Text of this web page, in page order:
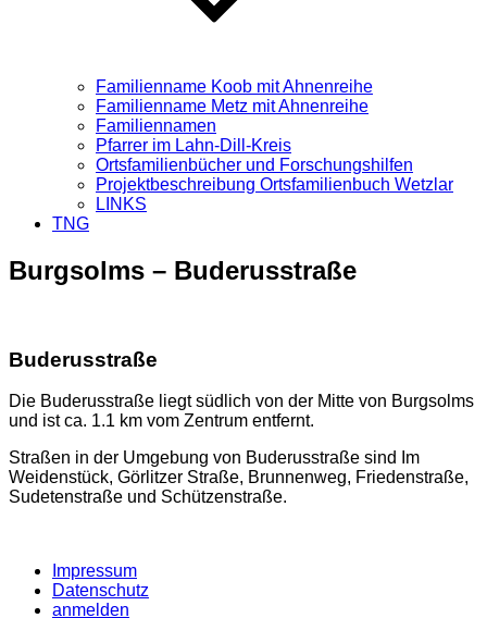
Familienname Koob mit Ahnenreihe
Familienname Metz mit Ahnenreihe
Familiennamen
Pfarrer im Lahn-Dill-Kreis
Ortsfamilienbücher und Forschungshilfen
Projektbeschreibung Ortsfamilienbuch Wetzlar
LINKS
TNG
Burgsolms – Buderusstraße
Buderusstraße
Die Buderusstraße liegt südlich von der Mitte von Burgsolms
und ist ca. 1.1 km vom Zentrum entfernt.
Straßen in der Umgebung von Buderusstraße sind Im
Weidenstück, Görlitzer Straße, Brunnenweg, Friedenstraße,
Sudetenstraße und Schützenstraße.
Impressum
Datenschutz
anmelden